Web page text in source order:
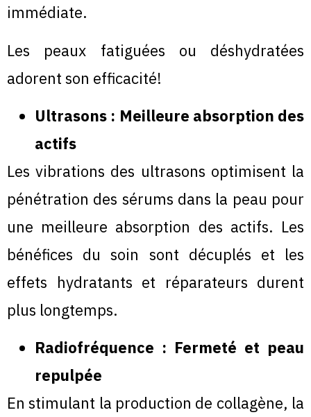
immédiate.
Les peaux fatiguées ou déshydratées
adorent son efficacité!
Ultrasons : Meilleure absorption des
actifs
Les vibrations des ultrasons optimisent la
pénétration des sérums dans la peau pour
une meilleure absorption des actifs. Les
bénéfices du soin sont décuplés et les
effets hydratants et réparateurs durent
plus longtemps.
Radiofréquence : Fermeté et peau
repulpée
En stimulant la production de collagène, la